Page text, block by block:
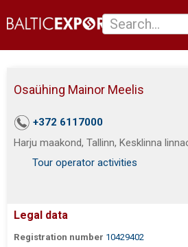
Osaühing Mainor Meelis
+372 6117000
Harju maakond, Tallinn, Kesklinna
Tour operator activities
Legal data
Registration number 10429402